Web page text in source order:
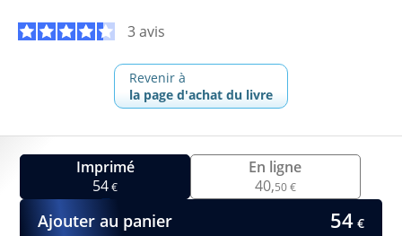
3 avis
Revenir à
la page d'achat du livre
Imprimé
54€
En ligne
40,50 €
Ajouter au panier 54€